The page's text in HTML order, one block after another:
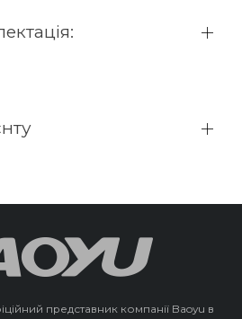
представник компанії Baoyu в